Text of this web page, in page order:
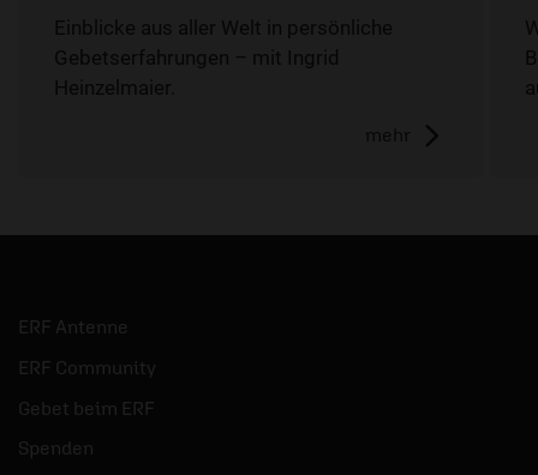
Einblicke aus aller Welt in persönliche
Gebetserfahrungen – mit Ingrid
Heinzelmaier.
mehr
ERF Antenne
ERF Community
Gebet beim ERF
Spenden